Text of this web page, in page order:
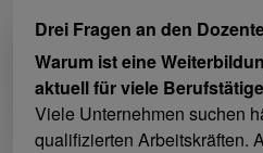
Drei Fragen an den
Warum ist eine
aktuell für viele
Viele Unternehmen suchen
qualifizierten Arbeitskräften.